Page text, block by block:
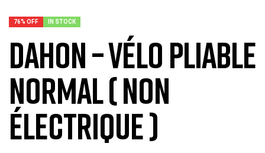
76% OFF IN STOCK
Dahon – vélo pliable
normal ( non
électrique )